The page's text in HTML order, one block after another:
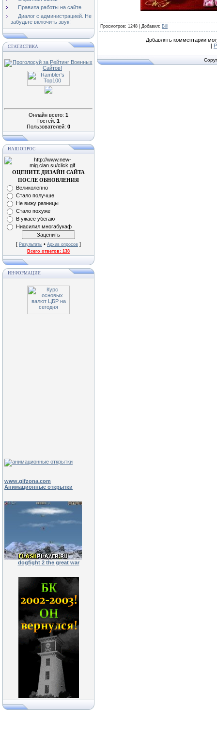
Правила работы на сайте
Диалог с администрацией. Не
забудьте включить звук!
СТАТИСТИКА
Онлайн всего: 1
Гостей: 1
Пользователей: 0
НАШ ОПРОС
ОЦЕНИТЕ ДИЗАЙН САЙТА
ПОСЛЕ ОБНОВЛЕНИЯ
Великолепно
Стало получше
Не вижу разницы
Стало похуже
В ужасе убегаю
Ниасилил многабукаф
[ Результаты • Архив опросов ]
Всего ответов: 138
ИНФОРМАЦИЯ
www.gifzona.com
Анимационные открытки
dogfight 2 the great war
Просмотров: 1248 | Добавил: Bill
Добавлять комментарии
[